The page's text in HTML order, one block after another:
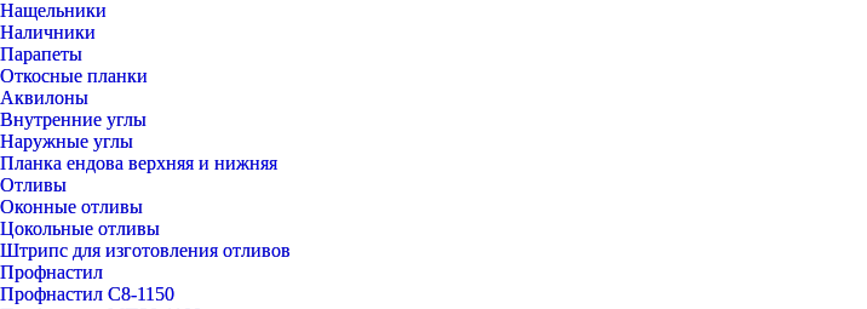
Нащельники
Наличники
Парапеты
Откосные планки
Аквилоны
Внутренние углы
Наружные углы
Планка ендова верхняя и нижняя
Отливы
Оконные отливы
Цокольные отливы
Штрипс для изготовления отливов
Профнастил
Профнастил С8-1150